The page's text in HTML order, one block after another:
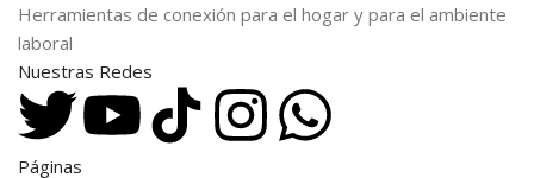
Herramientas de conexión para el hogar y para el ambiente
laboral
Nuestras Redes
Páginas